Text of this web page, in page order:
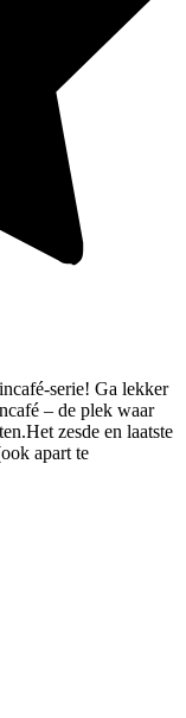
serie! Ga lekker
– de plek waar
zesde en laatste
apart te